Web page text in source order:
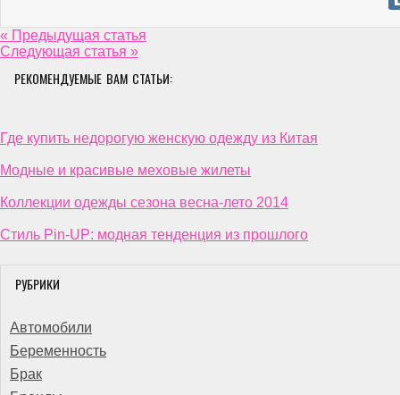
« Предыдущая статья
Следующая статья »
РЕКОМЕНДУЕМЫЕ ВАМ СТАТЬИ:
Где купить недорогую женскую одежду из Китая
Модные и красивые меховые жилеты
Коллекции одежды сезона весна-лето 2014
Стиль Pin-UP: модная тенденция из прошлого
РУБРИКИ
Автомобили
Беременность
Брак